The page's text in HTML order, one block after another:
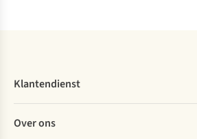
Klantendienst
Bestellen
Over ons